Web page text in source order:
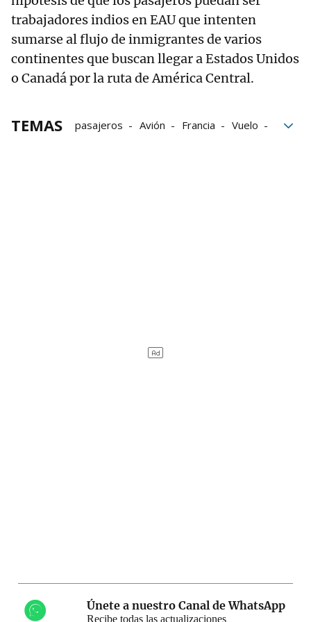
trabajadores indios en EAU que intenten
sumarse al flujo de inmigrantes de varios
continentes que buscan llegar a Estados Unidos
o Canadá por la ruta de América Central.
TEMAS pasajeros Avión Francia
Vuelo
Únete a nuestro Canal de WhatsApp
Recibe todas las actualizaciones